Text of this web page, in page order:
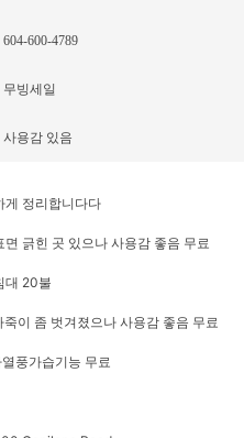
604-600-4789
무빙세일
사용감 있음
게 정리합니다다
면 긁힌 곳 있으나 사용감 좋음 무료
대 20불
이 좀 벗겨졌으나 사용감 좋음 무료
풍가습기능 무료